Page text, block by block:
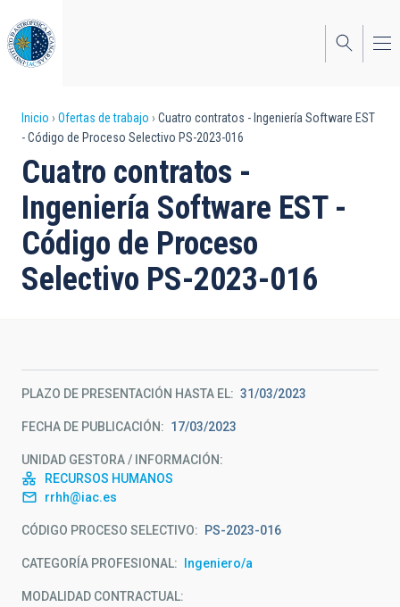
al
contenido
principal
Sobrescribir
enlaces
de
ayuda
a
la
Inicio Ofertas de trabajo
Cuatro contratos - Ingeniería Software EST
- Código de Proceso Selectivo PS-2023-016
Cuatro contratos -
Ingeniería Software EST -
Código de Proceso
Selectivo PS-2023-016
PLAZO DE PRESENTACIÓN HASTA EL 31/03/2023
FECHA DE PUBLICACIÓN 17/03/2023
UNIDAD GESTORA / INFORMACIÓN
RECURSOS HUMANOS
rrhh@iac.es
CÓDIGO PROCESO SELECTIVO PS-2023-016
CATEGORÍA PROFESIONAL Ingeniero/a
MODALIDAD CONTRACTUAL